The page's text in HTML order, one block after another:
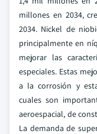
millones en 2034,
2034. Nickel de
principalmente en
mejorar las
especiales. Estas
a la corrosión y
cuales son
aeroespacial, de
La demanda de